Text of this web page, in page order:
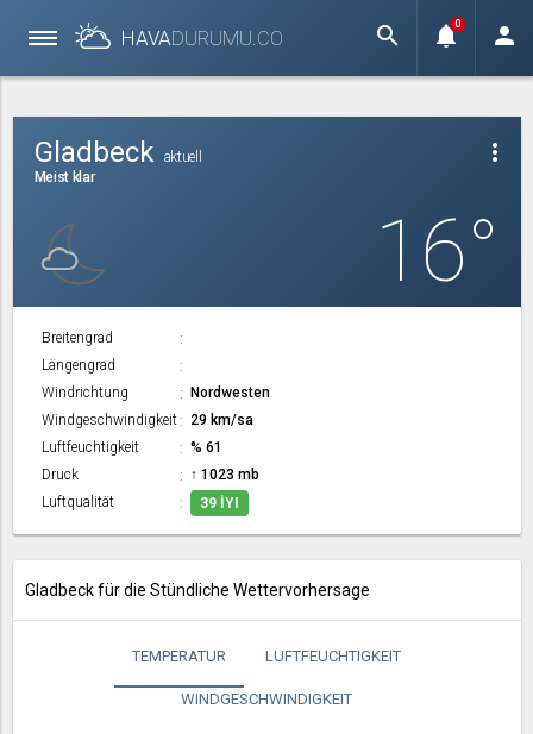
HAVADURUMU.CO search notifications
0 person
more_vert
Gladbeck
aktuell
Meist klar
16°
Breitengrad
Längengrad
Windrichtung
Nordwesten
Windgeschwindigkeit
29 km/sa
Luftfeuchtigkeit
% 61
Druck
↑ 1023 mb
Luftqualität
39 İYI
Gladbeck für die Stündliche Wettervorhersage
TEMPERATUR LUFTFEUCHTIGKEIT
WINDGESCHWINDIGKEIT